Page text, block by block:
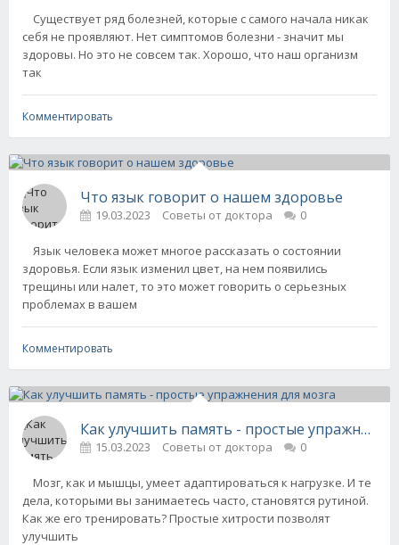
Существует ряд болезней, которые с самого начала никак
себя не проявляют. Нет симптомов болезни - значит мы
здоровы. Но это не совсем так. Хорошо, что наш организм
так
Комментировать
Что язык говорит о нашем здоровье
19.03.2023 Советы от доктора 0
Язык человека может многое рассказать о состоянии
здоровья. Если язык изменил цвет, на нем появились
трещины или налет, то это может говорить о серьезных
проблемах в вашем
Комментировать
Как улучшить память - простые упражнения
15.03.2023 Советы от доктора 0
Мозг, как и мышцы, умеет адаптироваться к нагрузке. И те
дела, которыми вы занимаетесь часто, становятся рутиной.
Как же его тренировать? Простые хитрости позволят
улучшить